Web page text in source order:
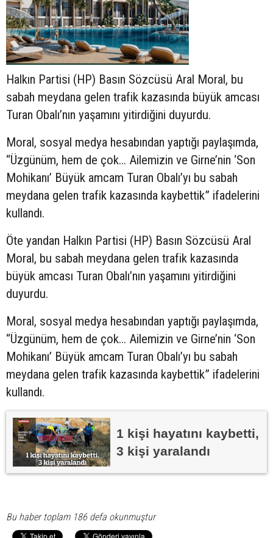
Halkın Partisi (HP) Basın Sözcüsü Aral Moral, bu
sabah meydana gelen trafik kazasında büyük amcası
Turan Obalı’nın yaşamını yitirdiğini duyurdu.
Moral, sosyal medya hesabından yaptığı paylaşımda,
“Üzgünüm, hem de çok... Ailemizin ve Girne’nin ‘Son
Mohikanı’ Büyük amcam Turan Obalı’yı bu sabah
meydana gelen trafik kazasında kaybettik” ifadelerini
kullandı.
Öte yandan Halkın Partisi (HP) Basın Sözcüsü Aral
Moral, bu sabah meydana gelen trafik kazasında
büyük amcası Turan Obalı’nın yaşamını yitirdiğini
duyurdu.
Moral, sosyal medya hesabından yaptığı paylaşımda,
“Üzgünüm, hem de çok... Ailemizin ve Girne’nin ‘Son
Mohikanı’ Büyük amcam Turan Obalı’yı bu sabah
meydana gelen trafik kazasında kaybettik” ifadelerini
kullandı.
1 kişi hayatını kaybetti,
3 kişi yaralandı
Bu haber toplam 186 defa okunmuştur